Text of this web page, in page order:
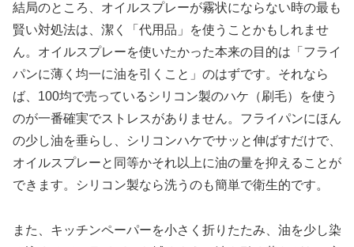
結局のところ、オイルスプレーが霧状にならない時の最も
賢い対処法は、潔く「代用品」を使うことかもしれませ
ん。オイルスプレーを使いたかった本来の目的は「フライ
パンに薄く均一に油を引くこと」のはずです。それなら
ば、100均で売っているシリコン製のハケ（刷毛）を使う
のが一番確実でストレスがありません。フライパンにほん
の少し油を垂らし、シリコンハケでサッと伸ばすだけで、
オイルスプレーと同等かそれ以上に油の量を抑えることが
できます。シリコン製なら洗うのも簡単で衛生的です。
また、キッチンペーパーを小さく折りたたみ、油を少し染